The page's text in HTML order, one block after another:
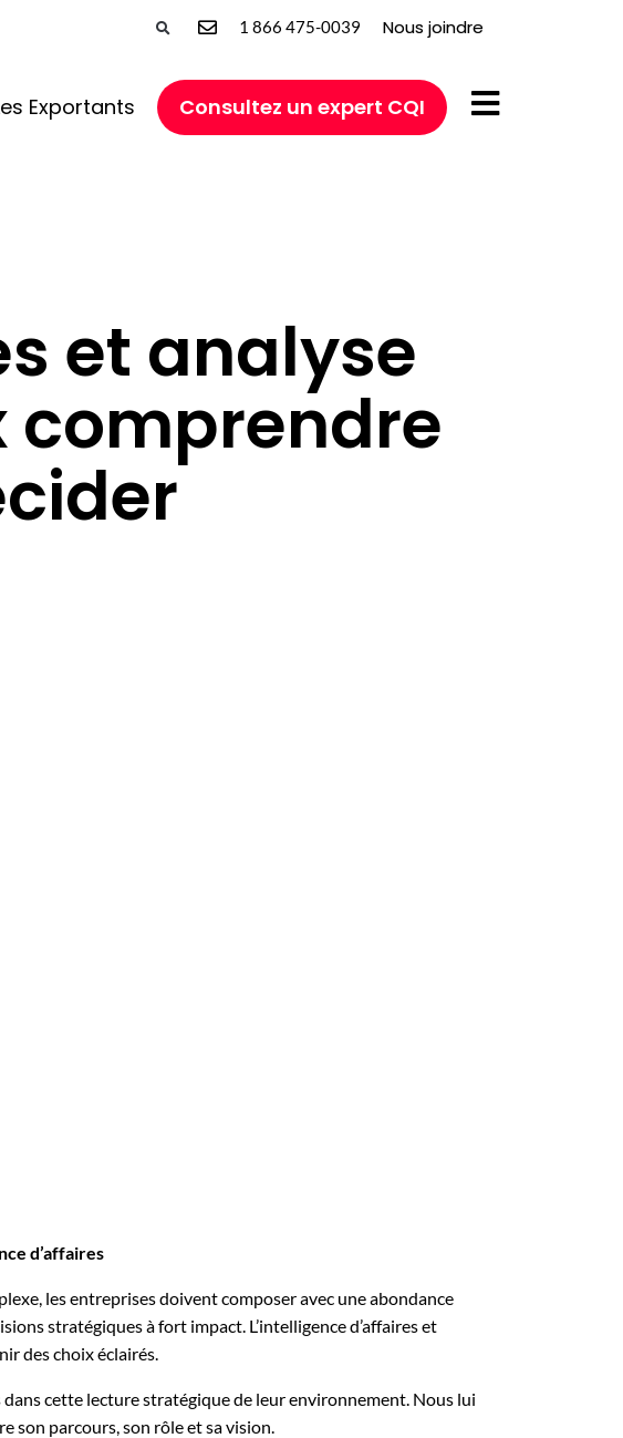
1 866 475-0039 Nous joindre
Exportants Consultez un expert CQI
et analyse
comprendre
d’affaires
les entreprises doivent composer avec une abondance
stratégiques à fort impact. L’intelligence d’affaires et
des choix éclairés.
cette lecture stratégique de leur environnement. Nous lui
son parcours, son rôle et sa vision.